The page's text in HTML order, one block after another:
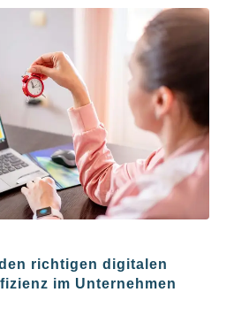
richtigen digitalen
im Unternehmen